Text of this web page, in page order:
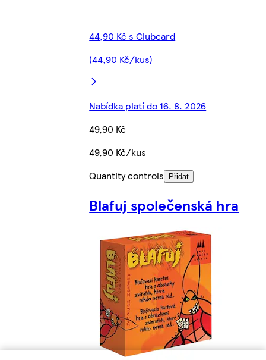
44,90 Kč s Clubcard
(44,90 Kč/kus)
Nabídka platí do 16. 8. 2026
49,90 Kč
49,90 Kč/kus
Quantity controls
Přidat
Blafuj společenská hra